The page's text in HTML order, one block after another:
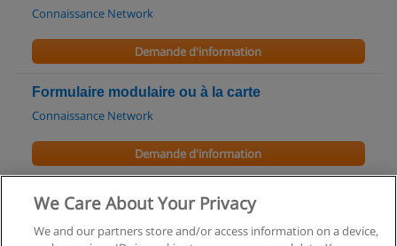
Connaissance Network
Demande d'information
Formulaire modulaire ou à la carte
Connaissance Network
Demande d'information
Access Perfectionnement - Macro commandes
We Care About Your Privacy
We and our partners store and/or access information on a device,